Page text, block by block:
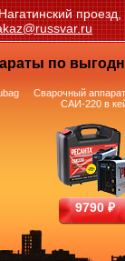
проезд,
по
Сварочный
САИ-220 в
9790 ₽